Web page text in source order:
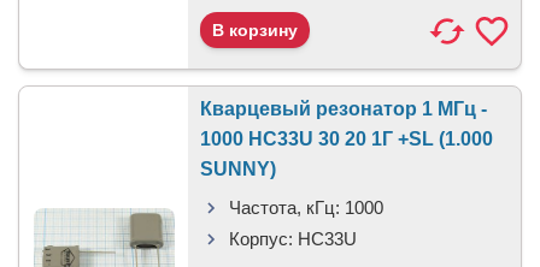
Кварцевый резонатор 1 МГц -
1000 HC33U 30 20 1Г +SL (1.000
SUNNY)
Частота, кГц: 1000
Корпус: HC33U